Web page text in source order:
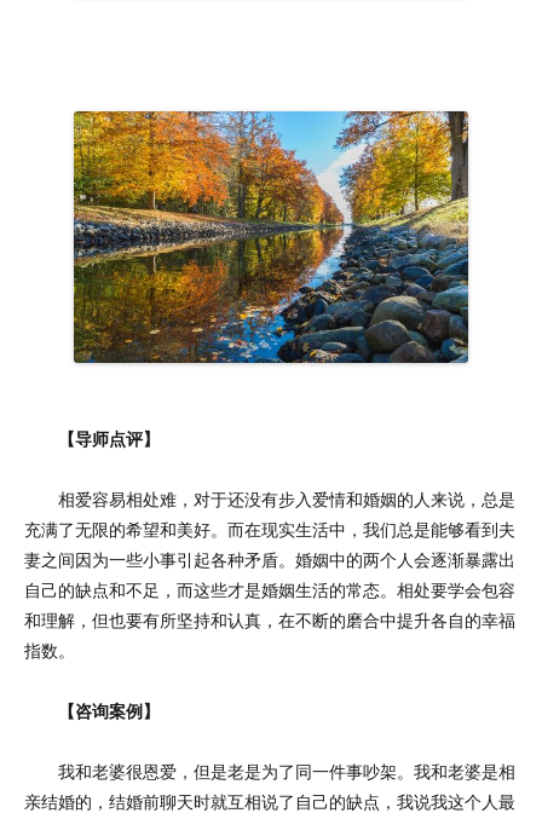
【导师点评】
相爱容易相处难，对于还没有步入爱情和婚姻的人来说，总是
充满了无限的希望和美好。而在现实生活中，我们总是能够看到夫
妻之间因为一些小事引起各种矛盾。婚姻中的两个人会逐渐暴露出
自己的缺点和不足，而这些才是婚姻生活的常态。相处要学会包容
和理解，但也要有所坚持和认真，在不断的磨合中提升各自的幸福
指数。
【咨询案例】
我和老婆很恩爱，但是老是为了同一件事吵架。我和老婆是相
亲结婚的，结婚前聊天时就互相说了自己的缺点，我说我这个人最